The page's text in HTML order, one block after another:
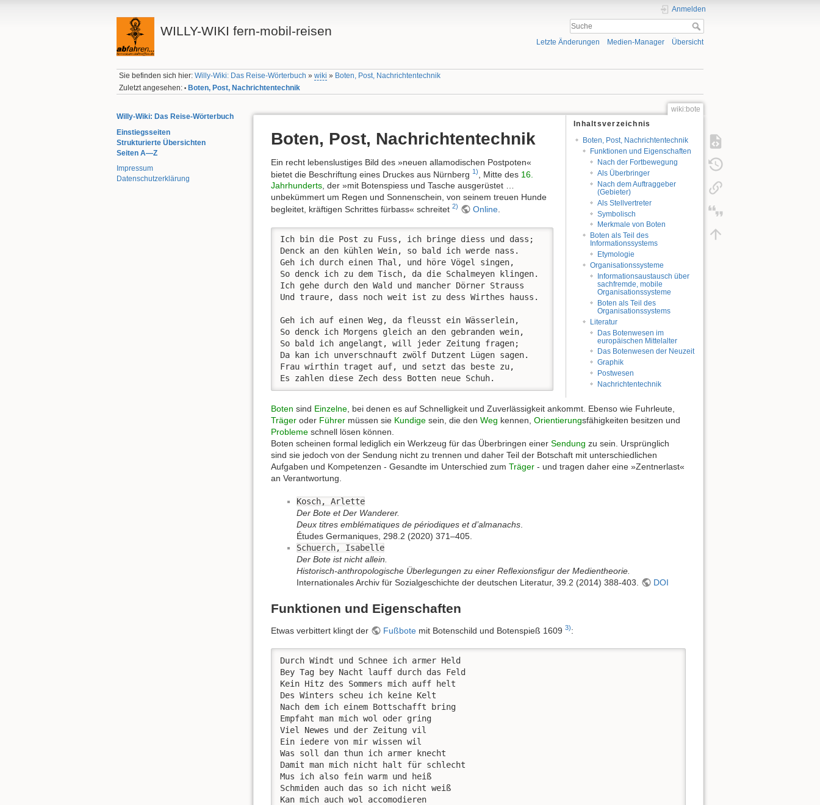
WILLY-WIKI fern-mobil-reisen
Anmelden
Letzte Änderungen Medien-Manager Übersicht
Sie befinden sich hier:Willy-Wiki: Das Reise-Wörterbuch »wiki » Boten, Post, Nachrichtentechnik
Zuletzt angesehen: • Boten, Post, Nachrichtentechnik
Willy-Wiki: Das Reise-Wörterbuch
Einstiegsseiten
Strukturierte Übersichten
Seiten A—Z
Impressum
Datenschutzerklärung
wiki:bote
Inhaltsverzeichnis
Boten, Post, Nachrichtentechnik
Funktionen und Eigenschaften
Nach der Fortbewegung
Als Überbringer
Nach dem Auftraggeber
(Gebieter)
Als Stellvertreter
Symbolisch
Merkmale von Boten
Boten als Teil des
Informationssystems
Etymologie
Organisationssysteme
Informationsaustausch über
sachfremde, mobile
Organisationssysteme
Boten als Teil des
Organisationssystems
Literatur
Das Botenwesen im
europäischen Mittelalter
Das Botenwesen der Neuzeit
Graphik
Postwesen
Nachrichtentechnik
Boten, Post, Nachrichtentechnik
Ein recht lebenslustiges Bild des »neuen allamodischen Postpoten«
bietet die Beschriftung eines Druckes aus Nürnberg 1) , Mitte des 16.
Jahrhunderts, der »mit Botenspiess und Tasche ausgerüstet …
unbekümmert um Regen und Sonnenschein, von seinem treuen Hunde
begleitet, kräftigen Schrittes fürbass« schreitet 2) Online.
Ich bin die Post zu Fuss, ich bringe diess und dass;
Denck an den kühlen Wein, so bald ich werde nass.
Geh ich durch einen Thal, und höre Vögel singen,
So denck ich zu dem Tisch, da die Schalmeyen klingen.
Ich gehe durch den Wald und mancher Dörner Strauss
Und traure, dass noch weit ist zu dess Wirthes hauss.
Geh ich auf einen Weg, da fleusst ein Wässerlein,
So denck ich Morgens gleich an den gebranden wein,
So bald ich angelangt, will jeder Zeitung fragen;
Da kan ich unverschnauft zwölf Dutzent Lügen sagen.
Frau wirthin traget auf, und setzt das beste zu,
Es zahlen diese Zech dess Botten neue Schuh.
Boten sind Einzelne , bei denen es auf Schnelligkeit und Zuverlässigkeit ankommt. Ebenso wie Fuhrleute,
Träger oder Führer müssen sie Kundige sein, die den Weg kennen, Orientierungsfähigkeiten besitzen und
Probleme schnell lösen können.
Boten scheinen formal lediglich ein Werkzeug für das Überbringen einer Sendung zu sein. Ursprünglich
sind sie jedoch von der Sendung nicht zu trennen und daher Teil der Botschaft mit unterschiedlichen
Aufgaben und Kompetenzen - Gesandte im Unterschied zum Träger - und tragen daher eine »Zentnerlast«
an Verantwortung.
Kosch, Arlette
Der Bote et Der Wanderer.
Deux titres emblématiques de périodiques et d’almanachs.
Études Germaniques, 298.2 (2020) 371–405.
Schuerch, Isabelle
Der Bote ist nicht allein.
Historisch-anthropologische Überlegungen zu einer Reflexionsfigur der Medientheorie.
Internationales Archiv für Sozialgeschichte der deutschen Literatur, 39.2 (2014) 388-403.
DOI
Funktionen und Eigenschaften
Etwas verbittert klingt der Fußbotemit Botenschild und Botenspieß 1609 3):
Durch Windt und Schnee ich armer Held
Bey Tag bey Nacht lauff durch das Feld
Kein Hitz des Sommers mich auff helt
Des Winters scheu ich keine Kelt
Nach dem ich einem Bottschafft bring
Empfaht man mich wol oder gring
Viel Newes und der Zeitung vil
Ein iedere von mir wissen wil
Was soll dan thun ich armer knecht
Damit man mich nicht halt für schlecht
Mus ich also fein warm und heiß
Schmiden auch das so ich nicht weiß
Kan mich auch wol accomodieren